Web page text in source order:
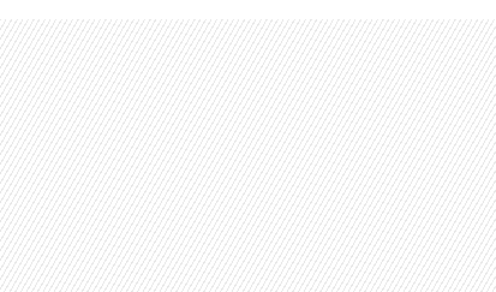
Skip to main content